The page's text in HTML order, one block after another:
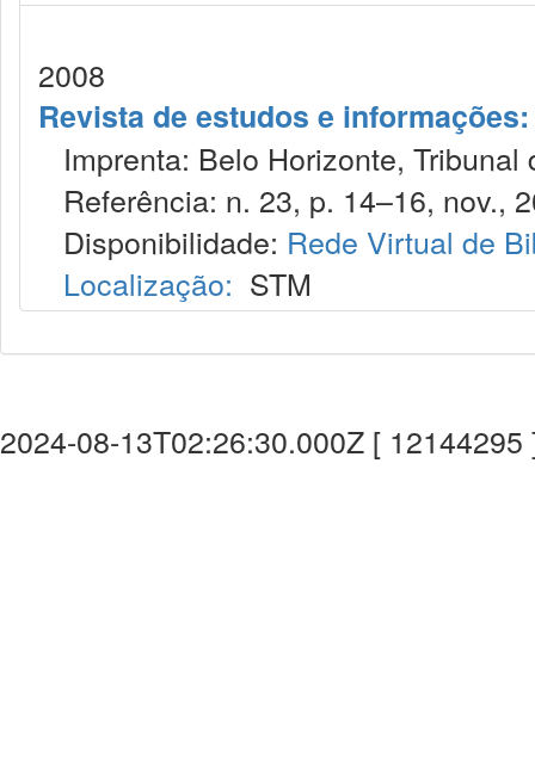
2008
Revista de estudos e
Imprenta: Belo Horizonte,
Referência: n. 23, p. 14–16, nov.,
Disponibilidade: Rede Virtual de
Localização: STM
2024-08-13T02:26:30.000Z [ 12144295